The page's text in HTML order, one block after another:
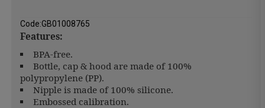
Code:GB01008765
Features:
BPA-free.
Bottle, cap & hood are made of 100%
polypropylene (PP).
Nipple is made of 100% silicone.
Embossed calibration.